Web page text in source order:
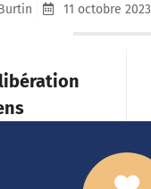
11 octobre 2023